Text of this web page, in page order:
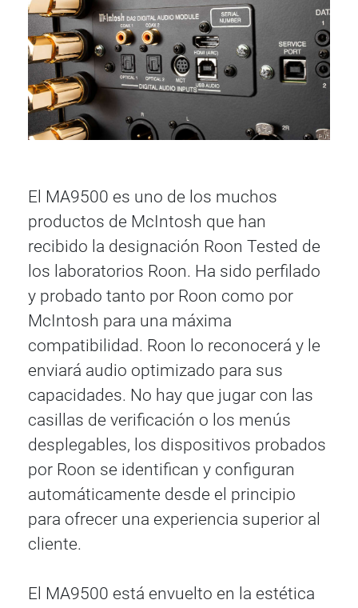
El MA9500 es uno de los muchos
productos de McIntosh que han
recibido la designación Roon Tested de
los laboratorios Roon. Ha sido perfilado
y probado tanto por Roon como por
McIntosh para una máxima
compatibilidad. Roon lo reconocerá y le
enviará audio optimizado para sus
capacidades. No hay que jugar con las
casillas de verificación o los menús
desplegables, los dispositivos probados
por Roon se identifican y configuran
automáticamente desde el principio
para ofrecer una experiencia superior al
cliente.
El MA9500 está envuelto en la estética